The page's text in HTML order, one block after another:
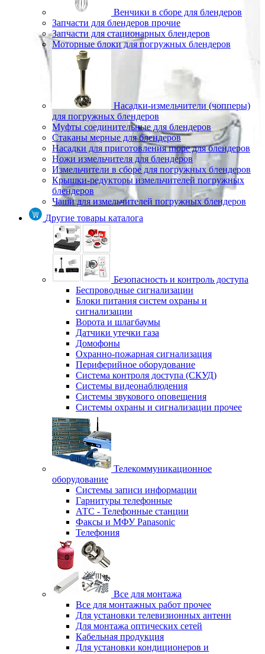
Венчики в сборе для блендеров
Запчасти для блендеров прочие
Запчасти для стационарных блендеров
Моторные блоки для погружных блендеров
Насадки-измельчители (чопперы)
для погружных блендеров
Муфты соединительные для блендеров
Стаканы мерные для блендеров
Насадки для приготовления пюре для блендеров
Ножи измельчителя для блендеров
Измельчители в сборе для погружных блендеров
Крышки-редукторы измельчителей погружных
блендеров
Чаши для измельчителей погружных блендеров
Другие товары каталога
Безопасность и контроль доступа
Беспроводные сигнализации
Блоки питания систем охраны и
сигнализации
Ворота и шлагбаумы
Датчики утечки газа
Домофоны
Охранно-пожарная сигнализация
Периферийное оборудование
Система контроля доступа (СКУД)
Системы видеонаблюдения
Системы звукового оповещения
Системы охраны и сигнализации прочее
Телекоммуникационное
оборудование
Системы записи информации
Гарнитуры телефонные
АТС - Телефонные станции
Факсы и МФУ Panasonic
Телефония
Все для монтажа
Все для монтажных работ прочее
Для установки телевизионных антенн
Для монтажа оптических сетей
Кабельная продукция
Для установки кондиционеров и